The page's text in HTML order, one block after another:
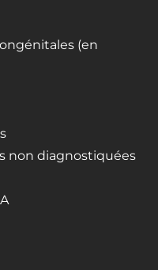
(en
non diagnostiquées